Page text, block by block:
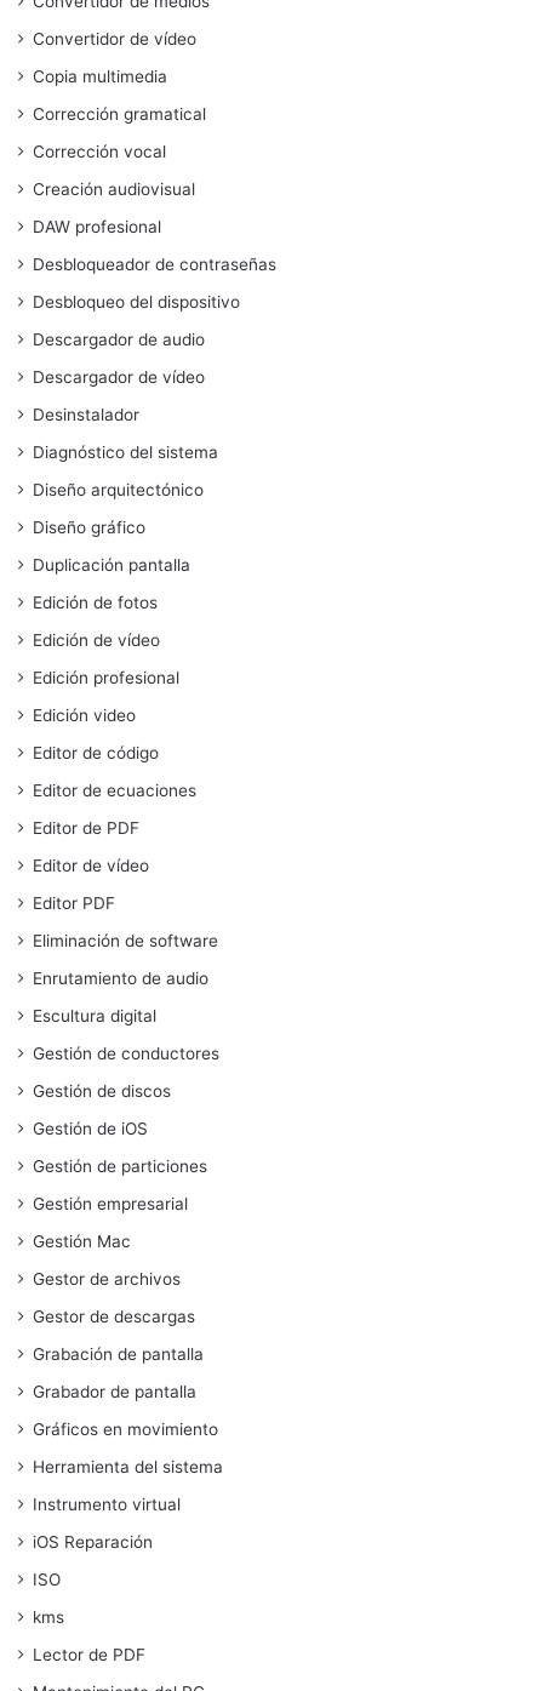
Convertidor de vídeo
Copia multimedia
Corrección gramatical
Corrección vocal
Creación audiovisual
DAW profesional
Desbloqueador de contraseñas
Desbloqueo del dispositivo
Descargador de audio
Descargador de vídeo
Desinstalador
Diagnóstico del sistema
Diseño arquitectónico
Diseño gráfico
Duplicación pantalla
Edición de fotos
Edición de vídeo
Edición profesional
Edición video
Editor de código
Editor de ecuaciones
Editor de PDF
Editor de vídeo
Editor PDF
Eliminación de software
Enrutamiento de audio
Escultura digital
Gestión de conductores
Gestión de discos
Gestión de iOS
Gestión de particiones
Gestión empresarial
Gestión Mac
Gestor de archivos
Gestor de descargas
Grabación de pantalla
Grabador de pantalla
Gráficos en movimiento
Herramienta del sistema
Instrumento virtual
iOS Reparación
ISO
kms
Lector de PDF